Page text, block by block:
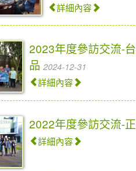
詳細內容
2023年度參訪交流-
品 2024-12-31
詳細內容
2022年度參訪交流-
詳細內容